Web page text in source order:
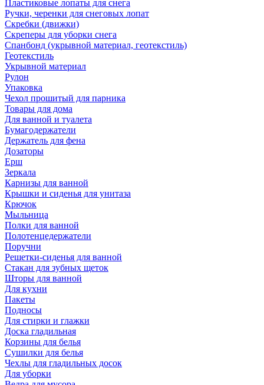
Пластиковые лопаты для снега
Ручки, черенки для снеговых лопат
Скребки (движки)
Скреперы для уборки снега
Спанбонд (укрывной материал, геотекстиль)
Геотекстиль
Укрывной материал
Рулон
Упаковка
Чехол прошитый для парника
Товары для дома
Для ванной и туалета
Бумагодержатели
Держатель для фена
Дозаторы
Ерш
Зеркала
Карнизы для ванной
Крышки и сиденья для унитаза
Крючок
Мыльница
Полки для ванной
Полотенцедержатели
Поручни
Решетки-сиденья для ванной
Стакан для зубных щеток
Шторы для ванной
Для кухни
Пакеты
Подносы
Для стирки и глажки
Доска гладильная
Корзины для белья
Сушилки для белья
Чехлы для гладильных досок
Для уборки